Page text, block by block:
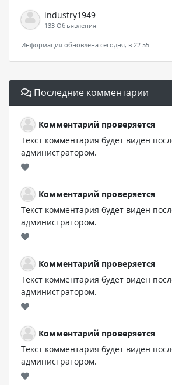
industry1949
133 Объявления
Информация обновлена сегодня, в 22:55
Последние комментарии
Комментарий проверяется
Текст комментария будет виден
администратором.
Комментарий проверяется
Текст комментария будет виден
администратором.
Комментарий проверяется
Текст комментария будет виден
администратором.
Комментарий проверяется
Текст комментария будет виден
администратором.